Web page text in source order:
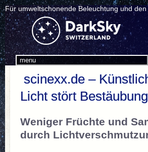
Für umweltschonende Beleuchtung und
menu
scinexx.de –
Licht stört Bestäubung
Weniger Früchte und
durch